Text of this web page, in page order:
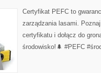
Certyfikat PEFC to
zarządzania lasami.
certyfikatu i dołącz do
środowisko!🌲 #PEFC